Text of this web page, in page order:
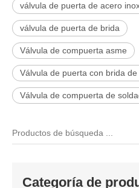
válvula de puerta de acero
válvula de puerta de brida
Válvula de compuerta asme
Válvula de puerta con brida
Válvula de compuerta de
Categoría de
2026-06-25
En ingeniería marina,